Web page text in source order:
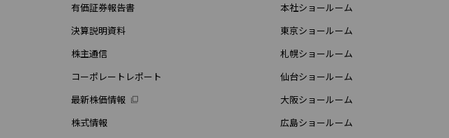
有価証券報告書
決算説明資料
株主通信
コーポレートレポート
最新株価情報
株式情報
本社ショールーム
東京ショールーム
札幌ショールーム
仙台ショールーム
大阪ショールーム
広島ショールーム